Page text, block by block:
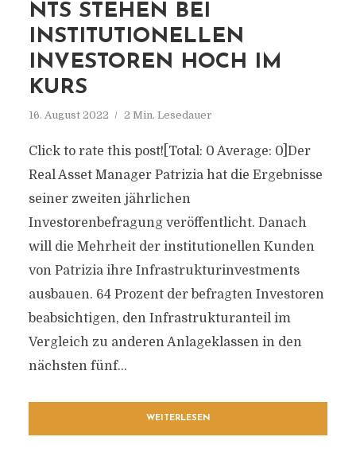
NTS STEHEN BEI
INSTITUTIONELLEN
INVESTOREN HOCH IM
KURS
16. August 2022 2 Min. Lesedauer
Click to rate this post![Total: 0 Average: 0]Der
Real Asset Manager Patrizia hat die Ergebnisse
seiner zweiten jährlichen
Investorenbefragung veröffentlicht. Danach
will die Mehrheit der institutionellen Kunden
von Patrizia ihre Infrastrukturinvestments
ausbauen. 64 Prozent der befragten Investoren
beabsichtigen, den Infrastrukturanteil im
Vergleich zu anderen Anlageklassen in den
nächsten fünf...
WEITERLESEN